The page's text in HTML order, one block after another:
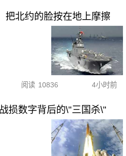
把北约的脸按在地上摩擦
阅读 10836 4小时前
损数字背后的\"三国杀\"